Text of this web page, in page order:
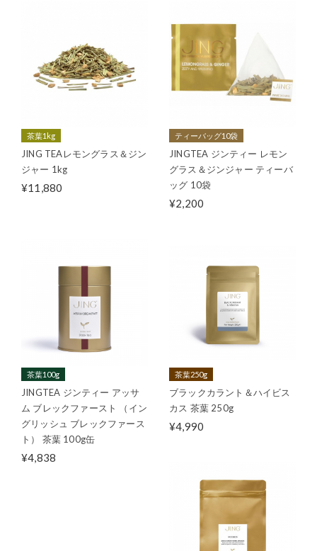
茶葉1kg
JING TEAレモングラス＆ジン
ジャー 1kg
¥11,880
ティーバッグ10袋
JINGTEA ジンティー レモン
グラス＆ジンジャー ティーバ
ッグ 10袋
¥2,200
茶葉100g
JINGTEA ジンティー アッサ
ム ブレックファースト （イン
グリッシュ ブレックファース
ト） 茶葉 100g缶
¥4,838
茶葉250g
ブラックカラント＆ハイビス
カス 茶葉 250g
¥4,990